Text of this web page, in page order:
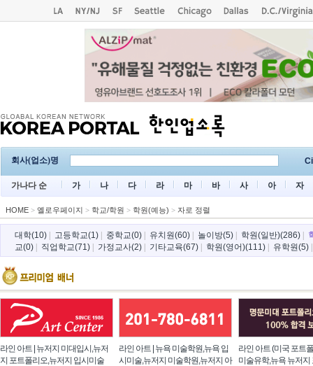
회사(업소)명
가나다 순 가 나 다 라 마 바 사 아 자
HOME > 옐로우페이지 > 학교/학원 > 학원(예능) > 자로 정렬
대학(10) 고등학교(1) 중학교(0) 유치원(60) 놀이방(5) 학원(일반)(286)
교(0)
직업학교(71) 가정교사(2) 기타교육(67) 학원(영어)(111) 유학원(5)
라인 아트 | 뉴저지 미대입시,뉴저
지 포트폴리오,뉴저지 입시미술
라인 아트 | 뉴욕 미술학원,뉴욕 입
시미술,뉴저지 미술학원,뉴저지 아
라인 아트 (미국 포트
미술유학,뉴욕 뉴저지